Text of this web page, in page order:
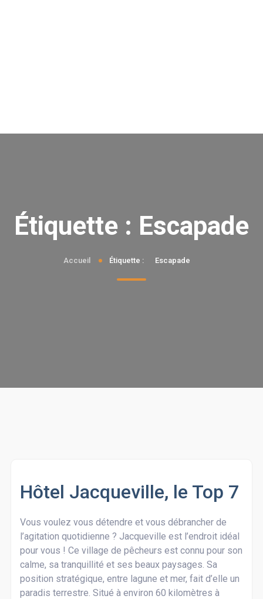
Étiquette : Escapade
Accueil Étiquette : Escapade
Hôtel Jacqueville, le Top 7
Vous voulez vous détendre et vous débrancher de
l’agitation quotidienne ? Jacqueville est l’endroit idéal
pour vous ! Ce village de pêcheurs est connu pour son
calme, sa tranquillité et ses beaux paysages. Sa
position stratégique, entre lagune et mer, fait d’elle un
paradis terrestre. Situé à environ 60 kilomètres à